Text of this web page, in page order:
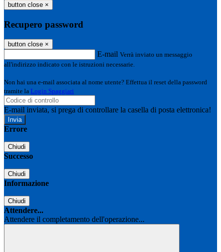
button close ×
Recupero password
button close ×
E-mail Verrà inviato un messaggio
all'indirizzo indicato con le istruzioni necessarie.
Non hai una e-mail associata al nome utente? Effettua il reset della password
tramite la Login Spaggiari
E-mail inviata, si prega di controllare la casella di posta elettronica!
Errore
Chiudi
Successo
Chiudi
Informazione
Chiudi
Attendere...
Attendere il completamento dell'operazione...